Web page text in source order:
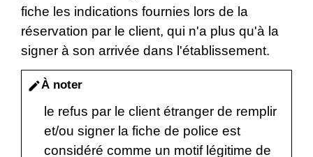
fiche les indications fournies lors de la
réservation par le client, qui n'a plus qu'à la
signer à son arrivée dans l'établissement.
editÀ noter
le refus par le client étranger de remplir
et/ou signer la fiche de police est
considéré comme un motif légitime de